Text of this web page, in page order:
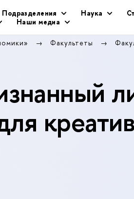
Подразделения Наука
Наши медиа
Факультеты